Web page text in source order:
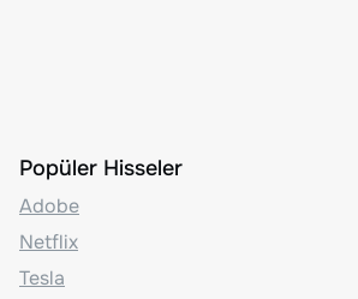
Popüler Hisseler
Adobe
Netflix
Tesla